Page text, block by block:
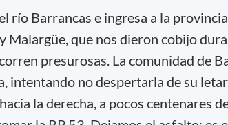
río Barrancas e ingresa a la
Malargüe, que nos dieron cobijo
presurosas. La comunidad de
intentando no despertarla de su
la derecha, a pocos centenares